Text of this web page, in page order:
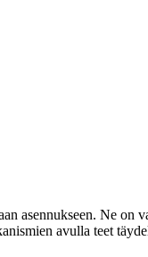
asennukseen. Ne on
avulla teet